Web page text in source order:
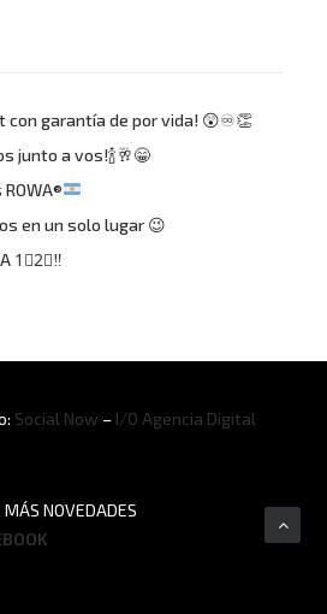
con garantía de por vida! 😲♾👏
junto a vos!🍾🥂😁
en un solo lugar 😉
1⃣2⃣‼
Social Now – I/O Agencia Digital
MÁS NOVEDADES